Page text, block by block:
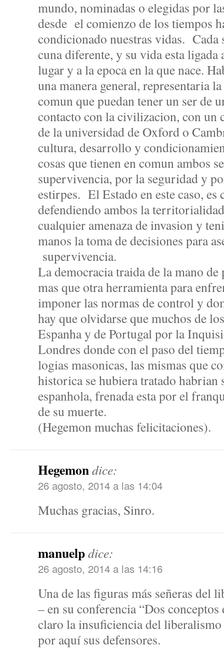
mundo, nominadas o elegidas por
desde el comienzo de los tiempos
condicionado nuestras vidas. Cada
cuna diferente, y su vida esta ligada
lugar y a la epoca en la que nace.
una manera general, representaria
comun que puedan tener un ser de
contacto con la civilizacion, con
de la universidad de Oxford o
cultura, desarrollo y
cosas que tienen en comun ambos
supervivencia, por la seguridad y
estirpes. El Estado en este caso,
defendiendo ambos la
cualquier amenaza de invasion y
manos la toma de decisiones para
supervivencia.
La democracia traida de la mano de
mas que otra herramienta para
imponer las normas de control y
hay que olvidarse que muchos de
Espanha y de Portugal por la
Londres donde con el paso del
logias masonicas, las mismas que
historica se hubiera tratado habrian
espanhola, frenada esta por el
de su muerte.
(Hegemon muchas felicitaciones).
Hegemondice:
26 agosto, 2014 a las 14:04
Muchas gracias, Sinro.
manuelpdice:
26 agosto, 2014 a las 14:16
Una de las figuras más señeras del
– en su conferencia “Dos
claro la insuficiencia del
por aquí sus defensores.